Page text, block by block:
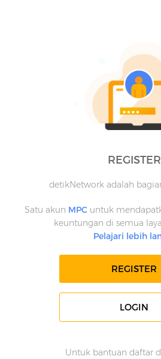
REGISTER
detikNetwork adalah
Satu akun MPC untuk
keuntungan di semua
Pelajari lebih
REGISTER
LOGIN
Untuk bantuan daftar